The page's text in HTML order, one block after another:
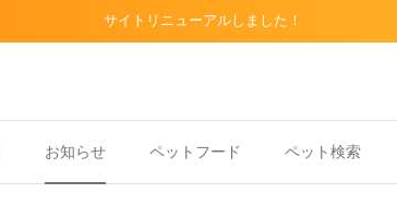
サイトリニューアルしました！
お知らせ ペットフード ペット検索